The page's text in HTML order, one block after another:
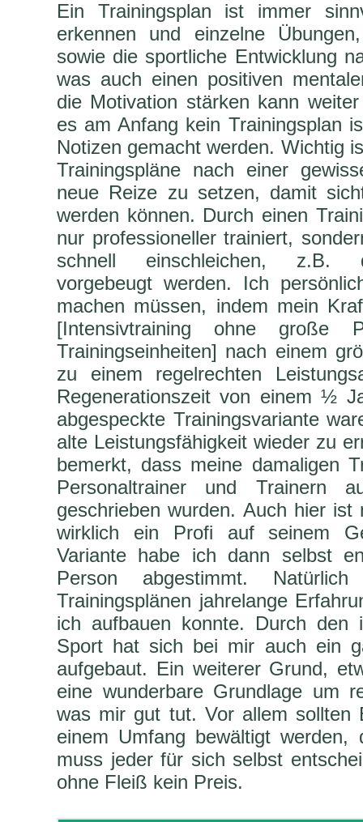
Ein Trainingsplan ist immer
erkennen und einzelne
sowie die sportliche Entwicklung
was auch einen positiven
die Motivation stärken kann
es am Anfang kein Trainingsplan
Notizen gemacht werden. Wichtig
Trainingspläne nach einer
neue Reize zu setzen, damit
werden können. Durch einen
nur professioneller trainiert,
schnell einschleichen, z.B.
vorgebeugt werden. Ich
machen müssen, indem mein
[Intensivtraining ohne große
Trainingseinheiten] nach einem
zu einem regelrechten
Regenerationszeit von einem ½
abgespeckte Trainingsvariante
alte Leistungsfähigkeit wieder zu
bemerkt, dass meine damaligen
Personaltrainer und Trainern
geschrieben wurden. Auch hier
wirklich ein Profi auf seinem
Variante habe ich dann selbst
Person abgestimmt.
Trainingsplänen jahrelange
ich aufbauen konnte. Durch den
Sport hat sich bei mir auch ein
aufgebaut. Ein weiterer Grund,
eine wunderbare Grundlage um
was mir gut tut. Vor allem sollten
einem Umfang bewältigt
muss jeder für sich selbst
ohne Fleiß kein Preis.